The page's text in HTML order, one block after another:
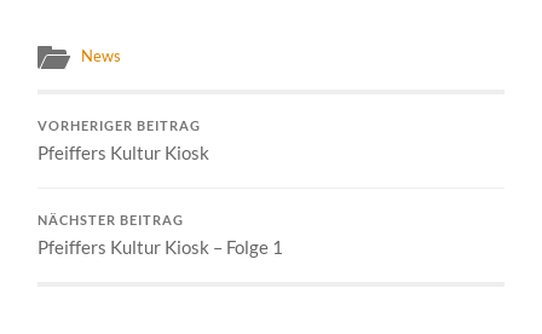
News
VORHERIGER BEITRAG
Pfeiffers Kultur Kiosk
NÄCHSTER BEITRAG
Pfeiffers Kultur Kiosk – Folge 1